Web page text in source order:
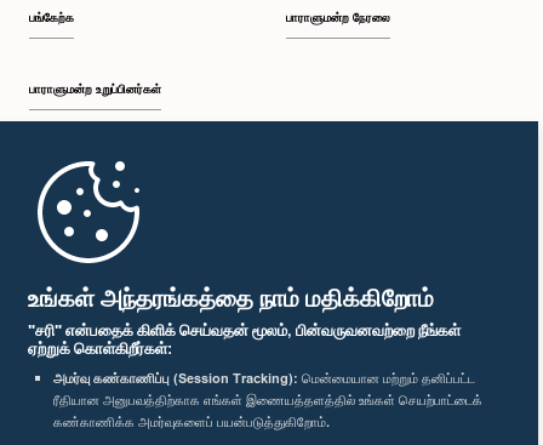
உங்கள் அந்தரங்கத்தை நாம் மதிக்கிறோம்
"சரி" என்பதைக் கிளிக் செய்வதன் மூலம், பின்வருவனவற்றை நீங்கள்
ஏற்றுக் கொள்கிறீர்கள்:
அமர்வு கண்காணிப்பு (Session Tracking): மென்மையான மற்றும் தனிப்பட்ட
ரீதியான அனுபவத்திற்காக எங்கள் இணையத்தளத்தில் உங்கள் செயற்பாட்டைக்
கண்காணிக்க அமர்வுகளைப் பயன்படுத்துகிறோம்.
பங்கேற்க
பாராளுமன்ற உறுப்பினர்கள்
முதற்பக்கம்
பாராளுமன்ற நேரலை
பாராளுமன்ற கையடக்க செயலி
எம்மை பின்தொடர்க :